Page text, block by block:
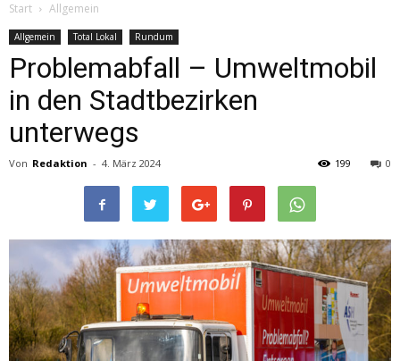
Start Allgemein
Allgemein Total Lokal Rundum
Problemabfall – Umweltmobil
in den Stadtbezirken
unterwegs
Von Redaktion - 4. März 2024 0
199